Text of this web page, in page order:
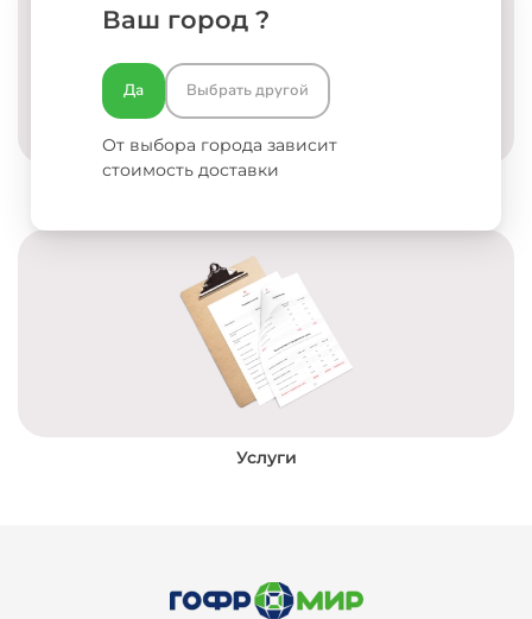
Разработка концепции
Услуги
Ваш город ?
Да Выбрать другой
От выбора города зависит
стоимость доставки